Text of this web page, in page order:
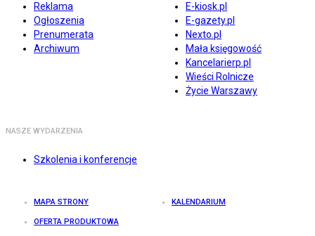
Reklama
Ogłoszenia
Prenumerata
Archiwum
E-kiosk.pl
E-gazety.pl
Nexto.pl
Mała księgowość
Kancelarierp.pl
Wieści Rolnicze
Życie Warszawy
NASZE WYDARZENIA
Szkolenia i konferencje
MAPA STRONY KALENDARIUM
OFERTA PRODUKTOWA